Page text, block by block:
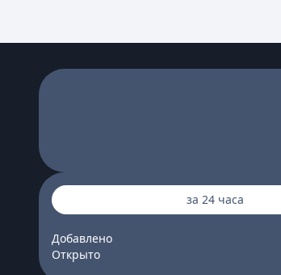
за 24 часа
Добавлено
Открыто